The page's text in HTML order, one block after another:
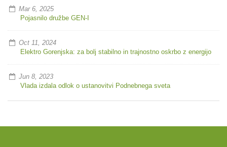
Mar 6, 2025
Pojasnilo družbe GEN-I
Oct 11, 2024
Elektro Gorenjska: za bolj stabilno in trajnostno oskrbo z energijo
Jun 8, 2023
Vlada izdala odlok o ustanovitvi Podnebnega sveta